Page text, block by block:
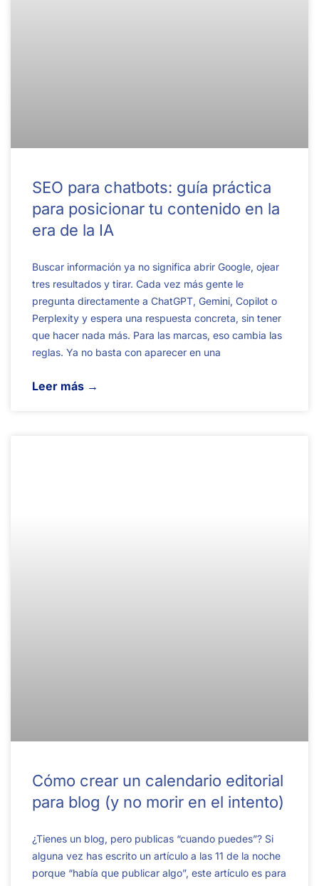
SEO para chatbots: guía práctica
para posicionar tu contenido en la
era de la IA
Buscar información ya no significa abrir Google, ojear
tres resultados y tirar. Cada vez más gente le
pregunta directamente a ChatGPT, Gemini, Copilot o
Perplexity y espera una respuesta concreta, sin tener
que hacer nada más. Para las marcas, eso cambia las
reglas. Ya no basta con aparecer en una
Leer más →
Cómo crear un calendario editorial
para blog (y no morir en el intento)
¿Tienes un blog, pero publicas “cuando puedes”? Si
alguna vez has escrito un artículo a las 11 de la noche
porque “había que publicar algo”, este artículo es para